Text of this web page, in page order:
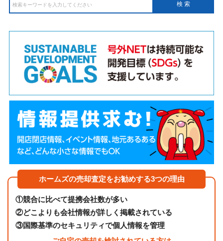
ホームズの売却査定をお勧めする3つの理由
①競合に比べて提携会社数が多い
②どこよりも会社情報が詳しく掲載されている
③国際基準のセキュリティで個人情報を管理